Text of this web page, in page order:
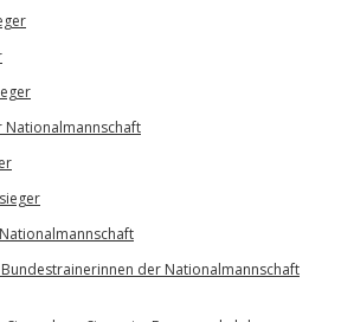
der Nationalmannschaft